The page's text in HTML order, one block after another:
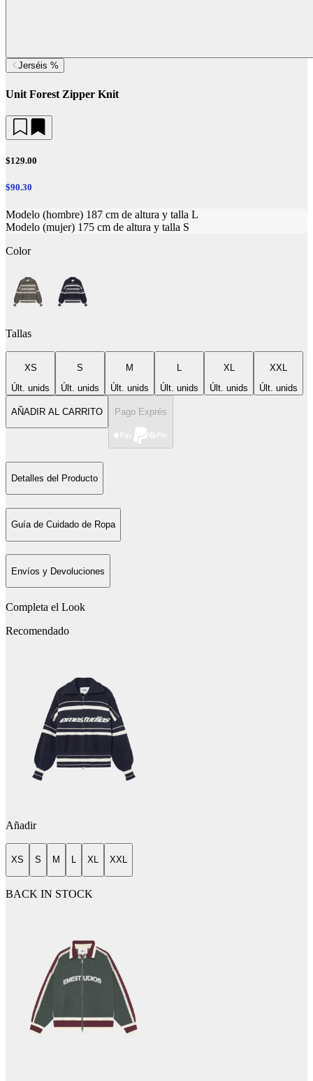
Jerséis %
Unit Forest Zipper Knit
$129.00
$90.30
Modelo (hombre) 187 cm de altura y talla L
Modelo (mujer) 175 cm de altura y talla S
Color
Tallas
XS
Últ. unids
S
Últ. unids
M
Últ. unids
L
Últ. unids
XL
Últ. unids
XXL
Últ. unids
AÑADIR AL CARRITO Pago Exprés
Detalles del Producto
Guía de Cuidado de Ropa
Envíos y Devoluciones
Completa el Look
Recomendado
Añadir
XS S M L XL XXL
BACK IN STOCK